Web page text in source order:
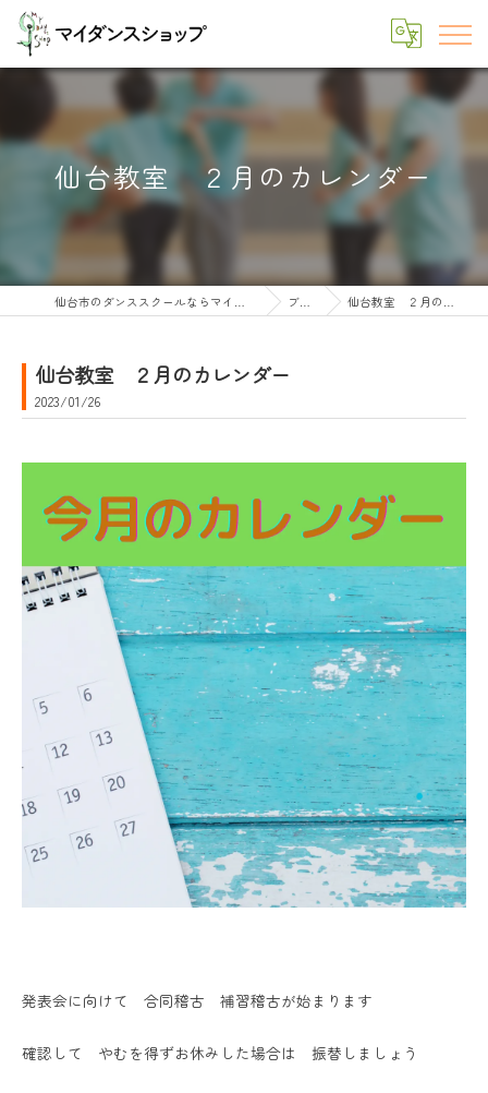
仙台教室 ２月のカレンダー
仙台市のダンススクールならマイダンスショップ ブログ 仙台教室 ２月のカレンダー
仙台教室 ２月のカレンダー
2023/01/26
発表会に向けて 合同稽古 補習稽古が始まります
確認して やむを得ずお休みした場合は 振替しましょう